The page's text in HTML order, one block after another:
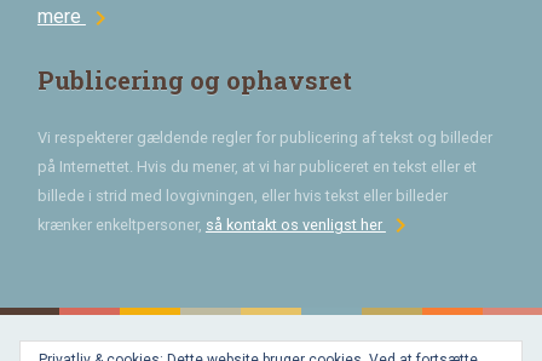
mere chevron_right
Publicering og ophavsret
Vi respekterer gældende regler for publicering af tekst og billeder
på Internettet. Hvis du mener, at vi har publiceret en tekst eller et
billede i strid med lovgivningen, eller hvis tekst eller billeder
krænker enkeltpersoner, så kontakt os venligst herchevron_right